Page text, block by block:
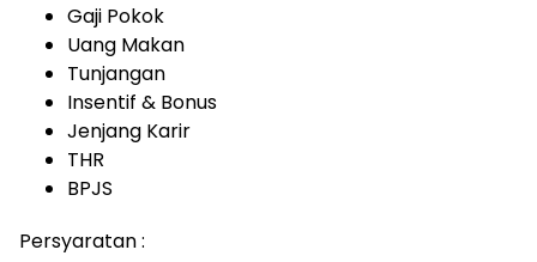
Gaji Pokok
Uang Makan
Tunjangan
Insentif & Bonus
Jenjang Karir
THR
BPJS
Persyaratan :